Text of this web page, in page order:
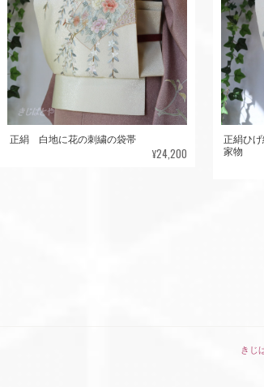
正絹 白地に花の刺繍の袋帯
¥24,200
正絹ひ
家物
きじ